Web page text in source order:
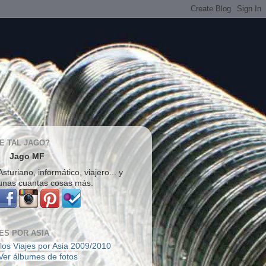
TAL JAGO?
Jago MF
informático, viajero... y
cuantas cosas más.
POR ASIA
Viajes por Asia 2009/2010
álbumes de fotos